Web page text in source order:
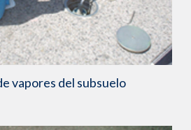
vapores del subsuelo